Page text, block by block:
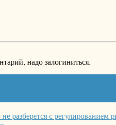
надо залогиниться.
разберется с регулированием